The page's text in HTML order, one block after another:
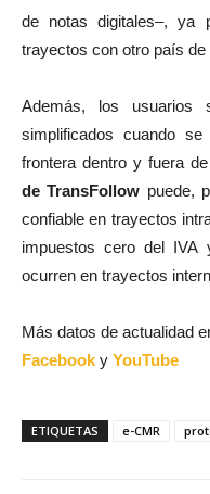
de notas digitales–, ya
trayectos con otro país de
Además, los usuarios
simplificados cuando
frontera dentro y fuera
de TransFollow puede,
confiable en trayectos
impuestos cero del IVA
ocurren en trayectos
Más datos de actualidad
Facebook y YouTube
ETIQUETAS e-CMR